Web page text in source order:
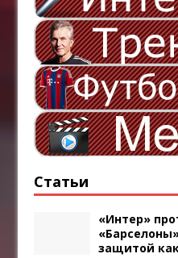
Статьи
«Интер»
защитой